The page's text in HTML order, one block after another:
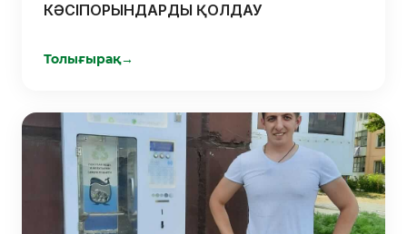
КӘСІПОРЫНДАРДЫ ҚОЛДАУ
Толығырақ→